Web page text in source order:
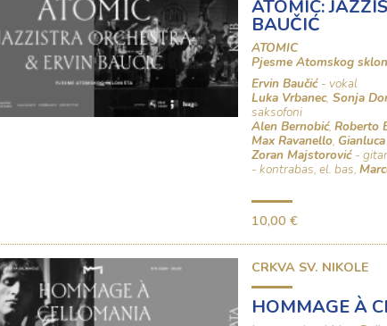
ATOMIC:
BAUČIĆ
ATOMIC
Pjesme Atomskog
Ervin Baučić - vokal
Luka Vrbanec, Sonja
saksofoni
Alen Bernobić, Roberto
Max Ravanello,
Zoran Majstorović-
- kontrabas, el. bas,
10,00 €
CRKVA SV. NIKOLE
HOMMAGE À